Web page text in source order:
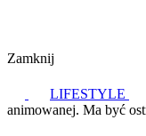
Zamknij
LIFESTYLE
animowanej. Ma być